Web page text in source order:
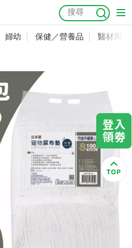
益生菌 魚油
婦幼 保健／營養品 醫材用品